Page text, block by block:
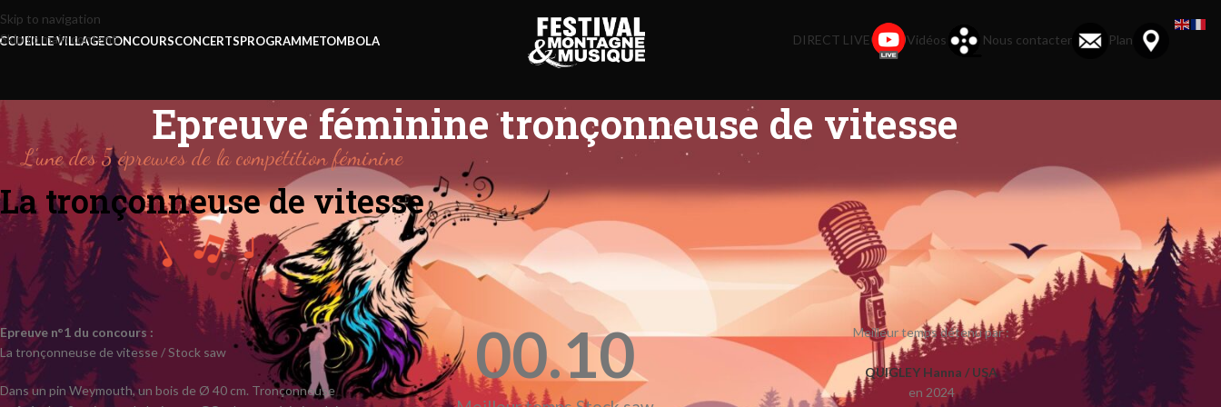
Skip to navigation
Skip to main content
LE VILLAGECONCOURSCONCERTSPROGRAMMETOMBOLA DIRECT LIVE Vidéos Nous contacter Plan
Epreuve féminine tronçonneuse de vitesse
L'une des 5 épreuves de la compétition féminine
La tronçonneuse de vitesse
Epreuve n°1 du concours :
La tronçonneuse de vitesse / Stock saw
Dans un pin Weymouth, un bois de Ø 40 cm. Tronçonneuse
00.10 Meilleur temps détenu par :
QUIGLEY Hanna / USA
en 2024